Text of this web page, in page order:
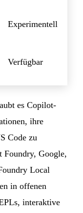
Experimentell
Verfügbar
es Copilot-
ihre
Code zu
Foundry, Google,
Local
in offenen
interaktive